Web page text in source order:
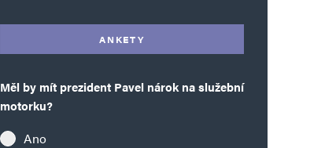
ANKETY
Měl by mít prezident Pavel nárok na služební
motorku?
Ano